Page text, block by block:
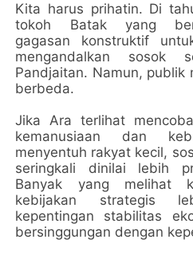
Kita harus prihatin. Di
tokoh Batak yang
gagasan konstruktif
mengandalkan sosok
Pandjaitan. Namun, publik
berbeda.
Jika Ara terlihat
kemanusiaan dan
menyentuh rakyat kecil,
seringkali dinilai lebih
Banyak yang melihat
kebijakan strategis
kepentingan stabilitas
bersinggungan dengan